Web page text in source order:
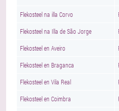
Flekosteel na illa Corvo
Flekosteel na Illa de São Jorge
Flekosteel en Aveiro
Flekosteel en Braganca
Flekosteel en Vila Real
Flekosteel en Coimbra